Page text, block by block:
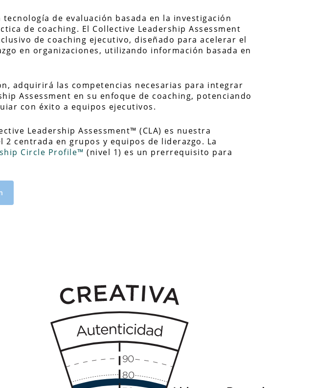
de evaluación basada en la investigación
de coaching. El Collective Leadership Assessment
de coaching ejecutivo, diseñado para acelerar el
en organizaciones, utilizando información basada en
adquirirá las competencias necesarias para integrar
Assessment en su enfoque de coaching, potenciando
con éxito a equipos ejecutivos.
Leadership Assessment™ (CLA) es nuestra
2 centrada en grupos y equipos de liderazgo. La
Circle Profile™ (nivel 1) es un prerrequisito para